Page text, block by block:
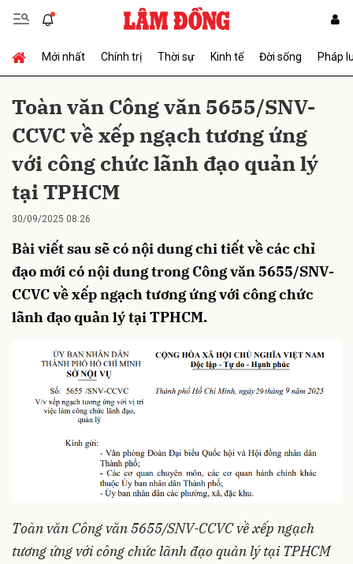
Mới nhất Chính trị Thời sự Kinh tế Đời sống Pháp
Toàn văn Công văn 5655/SNV-
CCVC về xếp ngạch tương ứng
với công chức lãnh đạo quản lý
tại TPHCM
30/09/2025 08:26
Bài viết sau sẽ có nội dung chi tiết về các chỉ
đạo mới có nội dung trong Công văn 5655/SNV-
CCVC về xếp ngạch tương ứng với công chức
lãnh đạo quản lý tại TPHCM.
Toàn văn Công văn 5655/SNV-CCVC về xếp ngạch
tương ứng với công chức lãnh đạo quản lý tại TPHCM
Gửi bình luận
Hủy